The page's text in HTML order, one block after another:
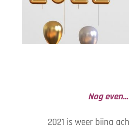
Nog
2021 is weer bijna